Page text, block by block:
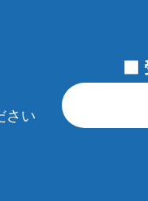
さい
■